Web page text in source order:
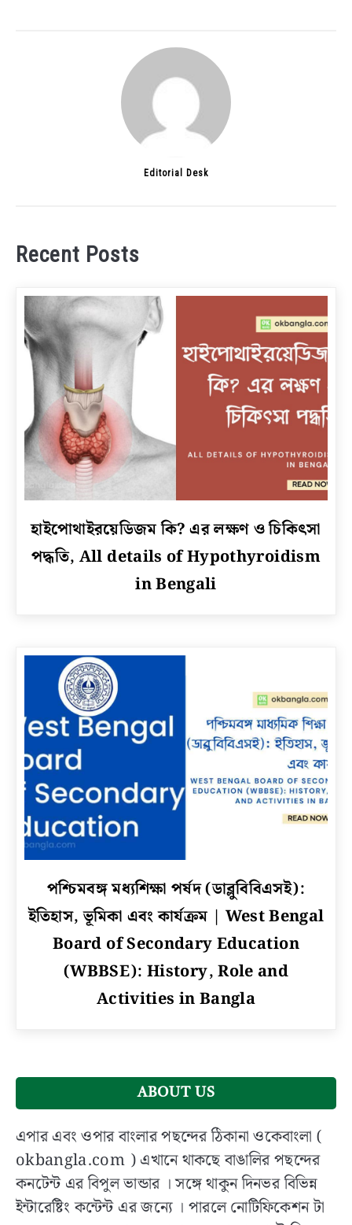
Editorial Desk
Recent Posts
link
হাইপোথাইরয়েডিজম
চিকিৎসা
details
of
Hypothyroidism
in
Bengali
হাইপোথাইরয়েডিজম কি? এর লক্ষণ ও চিকিৎসা
পদ্ধতি, All details of Hypothyroidism
in Bengali
to
পশ্চিমবঙ্গ
মধ্যশিক্ষা
(ডাব্লুবিবিএসই):
|
Bengal
Board
of
Secondary
Education
(WBBSE):
পশ্চিমবঙ্গ মধ্যশিক্ষা পর্ষদ (ডাব্লুবিবিএসই):
ইতিহাস, ভূমিকা এবং কার্যক্রম | West Bengal
Board of Secondary Education
(WBBSE): History, Role and
Activities in Bangla
ABOUT US
এপার এবং ওপার বাংলার পছন্দের ঠিকানা ওকেবাংলা (
okbangla.com ) এখানে থাকছে বাঙালির পছন্দের
কনটেন্ট এর বিপুল ভান্ডার । সঙ্গে থাকুন দিনভর বিভিন্ন
ইন্টারেষ্টিং কন্টেন্ট এর জন্যে । পারলে নোটিফিকেশন টা